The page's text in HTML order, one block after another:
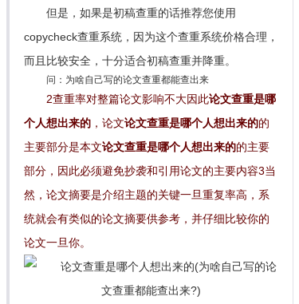
但是，如果是初稿查重的话推荐您使用
copycheck查重系统，因为这个查重系统价格合理，
而且比较安全，十分适合初稿查重并降重。
问：为啥自己写的论文查重都能查出来
2查重率对整篇论文影响不大因此论文查重是哪
个人想出来的，论文论文查重是哪个人想出来的的
主要部分是本文论文查重是哪个人想出来的的主要
部分，因此必须避免抄袭和引用论文的主要内容3当
然，论文摘要是介绍主题的关键一旦重复率高，系
统就会有类似的论文摘要供参考，并仔细比较你的
论文一旦你。